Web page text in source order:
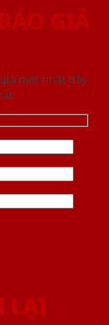
GIÁ
mới nhât đầy
LẠI